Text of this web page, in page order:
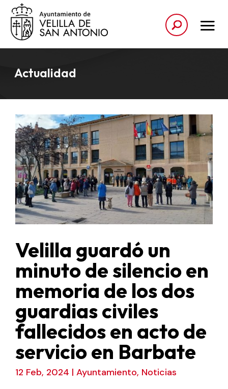
Actualidad
Velilla guardó un
minuto de silencio en
memoria de los dos
guardias civiles
fallecidos en acto de
servicio en Barbate
12 Feb, 2024 | Ayuntamiento, Noticias